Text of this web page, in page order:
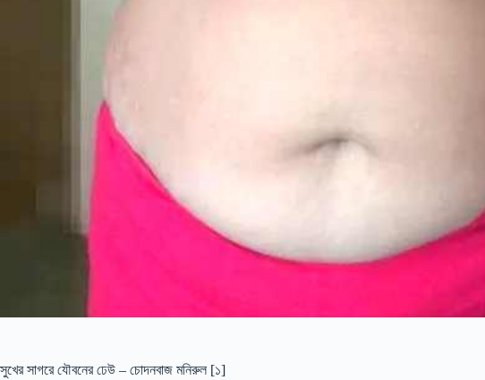
সুখের সাগরে যৌবনের ঢেউ – চোদনবাজ মনিরুল [১]